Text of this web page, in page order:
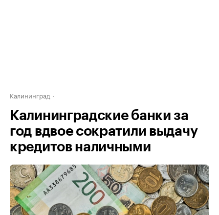
Калининград
Калининградские банки за
год вдвое сократили выдачу
кредитов наличными